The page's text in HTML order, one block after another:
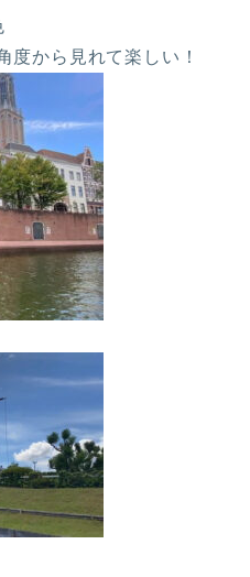
度から見れて楽しい！